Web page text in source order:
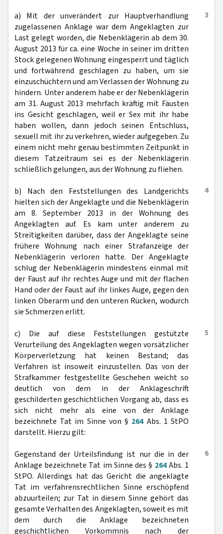
3
a) Mit der unverändert zur Hauptverhandlung
zugelassenen Anklage war dem Angeklagten zur
Last gelegt worden, die Nebenklägerin ab dem 30.
August 2013 für ca. eine Woche in seiner im dritten
Stock gelegenen Wohnung eingesperrt und täglich
und fortwährend geschlagen zu haben, um sie
einzuschüchtern und am Verlassen der Wohnung zu
hindern. Unter anderem habe er der Nebenklägerin
am 31. August 2013 mehrfach kräftig mit Fäusten
ins Gesicht geschlagen, weil er Sex mit ihr habe
haben wollen, dann jedoch seinen Entschluss,
sexuell mit ihr zu verkehren, wieder aufgegeben. Zu
einem nicht mehr genau bestimmten Zeitpunkt in
diesem Tatzeitraum sei es der Nebenklägerin
schließlich gelungen, aus der Wohnung zu fliehen.
4
b) Nach den Feststellungen des Landgerichts
hielten sich der Angeklagte und die Nebenklägerin
am 8. September 2013 in der Wohnung des
Angeklagten auf. Es kam unter anderem zu
Streitigkeiten darüber, dass der Angeklagte seine
frühere Wohnung nach einer Strafanzeige der
Nebenklägerin verloren hatte. Der Angeklagte
schlug der Nebenklägerin mindestens einmal mit
der Faust auf ihr rechtes Auge und mit der flachen
Hand oder der Faust auf ihr linkes Auge, gegen den
linken Oberarm und den unteren Rücken, wodurch
sie Schmerzen erlitt.
5
c) Die auf diese Feststellungen gestützte
Verurteilung des Angeklagten wegen vorsätzlicher
Körperverletzung hat keinen Bestand; das
Verfahren ist insoweit einzustellen. Das von der
Strafkammer festgestellte Geschehen weicht so
deutlich von dem in der Anklageschrift
geschilderten geschichtlichen Vorgang ab, dass es
sich nicht mehr als eine von der Anklage
bezeichnete Tat im Sinne von § 264Abs. 1 StPO
darstellt. Hierzu gilt:
6
Gegenstand der Urteilsfindung ist nur die in der
Anklage bezeichnete Tat im Sinne des § 264Abs. 1
StPO. Allerdings hat das Gericht die angeklagte
Tat im verfahrensrechtlichen Sinne erschöpfend
abzuurteilen; zur Tat in diesem Sinne gehört das
gesamte Verhalten des Angeklagten, soweit es mit
dem durch die Anklage bezeichneten
geschichtlichen Vorkommnis nach der